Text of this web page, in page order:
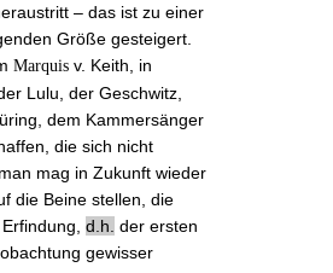
‒ das ist zu einer
Größe gesteigert.
Marquis v. Keith, in
der Lulu, der Geschwitz,
, dem Kammersänger
die sich nicht
mag in Zukunft wieder
die Beine stellen, die
Erfindung,d.h. der ersten
gewisser